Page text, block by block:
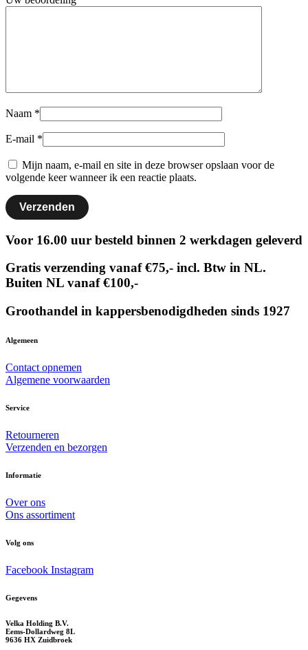
Naam *
E-mail *
Mijn naam, e-mail en site in deze browser opslaan voor de
volgende keer wanneer ik een reactie plaats.
Voor 16.00 uur besteld binnen 2 werkdagen geleverd
Gratis verzending vanaf €75,- incl. Btw in NL.
Buiten NL vanaf €100,-
Groothandel in kappersbenodigdheden sinds 1927
Algemeen
Contact opnemen
Algemene voorwaarden
Service
Retourneren
Verzenden en bezorgen
Informatie
Over ons
Ons assortiment
Volg ons
Facebook Instagram
Gegevens
Velka Holding B.V.
Eems-Dollardweg 8L
9636 HX Zuidbroek